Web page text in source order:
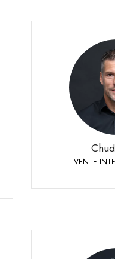
VENTE
VENTE
+41 79 524